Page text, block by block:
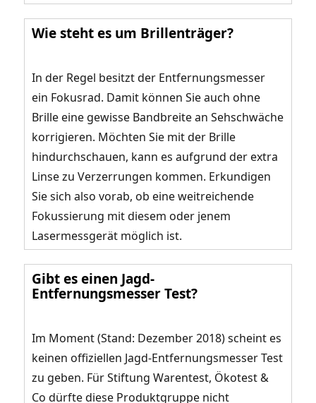
Wie steht es um Brillenträger?
In der Regel besitzt der Entfernungsmesser
ein Fokusrad. Damit können Sie auch ohne
Brille eine gewisse Bandbreite an Sehschwäche
korrigieren. Möchten Sie mit der Brille
hindurchschauen, kann es aufgrund der extra
Linse zu Verzerrungen kommen. Erkundigen
Sie sich also vorab, ob eine weitreichende
Fokussierung mit diesem oder jenem
Lasermessgerät möglich ist.
Gibt es einen Jagd-
Entfernungsmesser Test?
Im Moment (Stand: Dezember 2018) scheint es
keinen offiziellen Jagd-Entfernungsmesser Test
zu geben. Für Stiftung Warentest, Ökotest &
Co dürfte diese Produktgruppe nicht